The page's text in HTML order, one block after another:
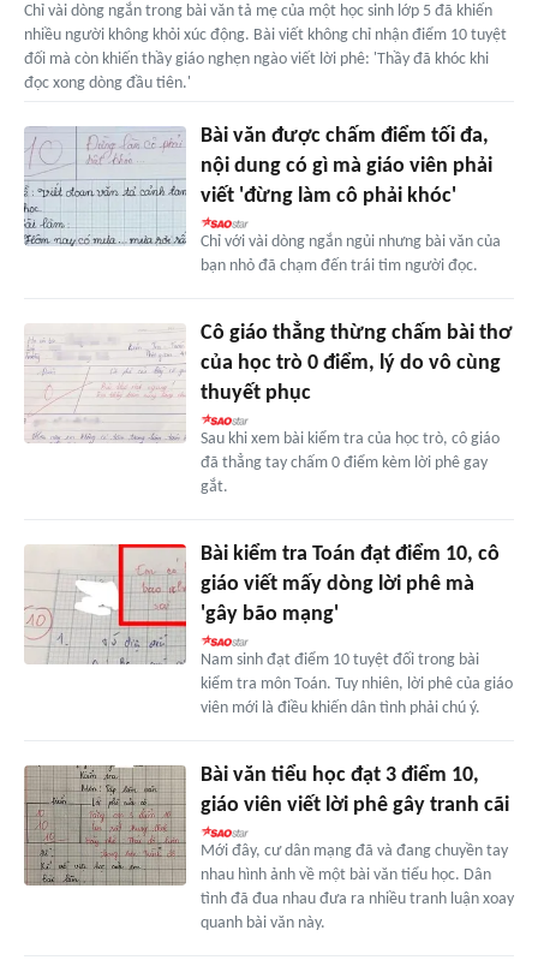
Chỉ vài dòng ngắn trong bài văn tả mẹ của một học sinh lớp 5 đã khiến
nhiều người không khỏi xúc động. Bài viết không chỉ nhận điểm 10 tuyệt
đối mà còn khiến thầy giáo nghẹn ngào viết lời phê: 'Thầy đã khóc khi
đọc xong dòng đầu tiên.'
Bài văn được chấm điểm tối đa,
nội dung có gì mà giáo viên phải
viết 'đừng làm cô phải khóc'
Chỉ với vài dòng ngắn ngủi nhưng bài văn của
bạn nhỏ đã chạm đến trái tim người đọc.
Cô giáo thẳng thừng chấm bài thơ
của học trò 0 điểm, lý do vô cùng
thuyết phục
Sau khi xem bài kiểm tra của học trò, cô giáo
đã thẳng tay chấm 0 điểm kèm lời phê gay
gắt.
Bài kiểm tra Toán đạt điểm 10, cô
giáo viết mấy dòng lời phê mà
'gây bão mạng'
Nam sinh đạt điểm 10 tuyệt đối trong bài
kiểm tra môn Toán. Tuy nhiên, lời phê của giáo
viên mới là điều khiến dân tình phải chú ý.
Bài văn tiểu học đạt 3 điểm 10,
giáo viên viết lời phê gây tranh cãi
Mới đây, cư dân mạng đã và đang chuyền tay
nhau hình ảnh về một bài văn tiểu học. Dân
tình đã đua nhau đưa ra nhiều tranh luận xoay
quanh bài văn này.